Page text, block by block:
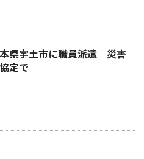
県宇土市に職員派遣 災害
定で